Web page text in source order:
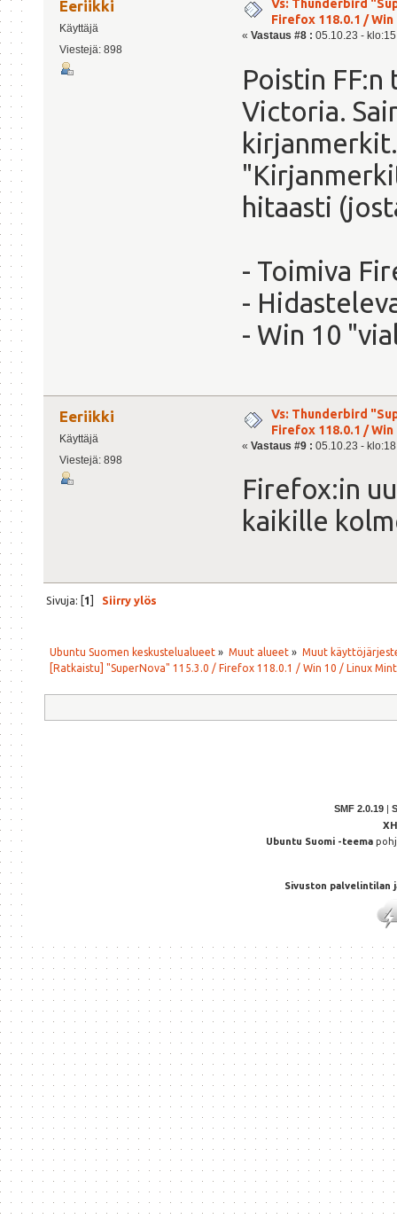
Eeriikki
Käyttäjä
Viestejä: 898
Vs: Thunderbird
Firefox 118.0.1 / Win
« Vastaus #8 : 05.10.23 -
Poistin
Victoria.
kirjanmerkit.
hitaasti
- Toimiva
-
- Win 10
Eeriikki
Käyttäjä
Viestejä: 898
Vs: Thunderbird
Firefox 118.0.1 / Win
« Vastaus #9 : 05.10.23 -
Firefox:in
kaikille
Sivuja: [1] Siirry ylös
Ubuntu Suomen keskustelualueet » Muut alueet» Muut
[Ratkaistu] "SuperNova" 115.3.0 / Firefox 118.0.1 / Win 10 / Linux Mint
SMF 2.0.19 |
Ubuntu Suomi -teema
Sivuston palvelintilan